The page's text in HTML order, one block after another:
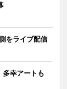
をライブ配信
幸アートも